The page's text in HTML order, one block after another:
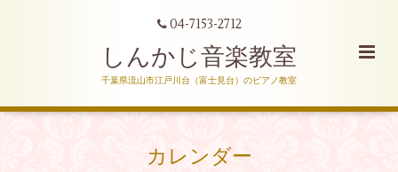
04-7153-2712
しんかじ音楽教室
千葉県流山市江戸川台（富士見台）のピアノ教室
カレンダー